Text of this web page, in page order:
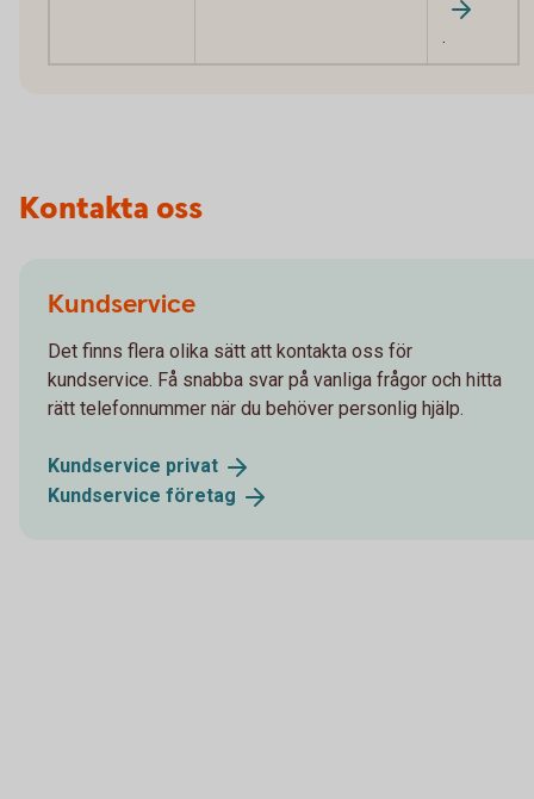
.
Kontakta oss
Kundservice
Det finns flera olika sätt att kontakta oss för
kundservice. Få snabba svar på vanliga frågor och hitta
rätt telefonnummer när du behöver personlig hjälp.
Kundservice privat
Kundservice företag